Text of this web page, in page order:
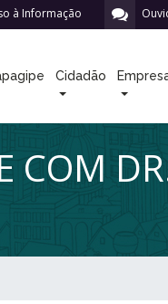
à Informação
Cidadão
COM